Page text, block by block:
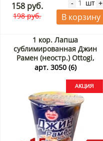
158 руб.
198 руб.
- шт +
В корзину
1 кор. Лапша
сублимированная Джин
Рамен (неостр.) Ottogi,
Корея (15шт *65 г) Акция
арт. 3050 (6)